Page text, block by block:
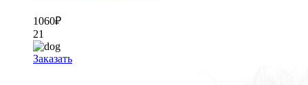
1060₽
21
Заказать